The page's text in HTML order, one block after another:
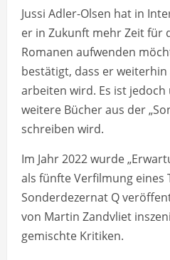
Jussi Adler-Olsen hat in
er in Zukunft mehr Zeit für
Romanen aufwenden
bestätigt, dass er
arbeiten wird. Es ist
weitere Bücher aus der
schreiben wird.
Im Jahr 2022 wurde
als fünfte Verfilmung eines
Sonderdezernat Q
von Martin Zandvliet
gemischte Kritiken.